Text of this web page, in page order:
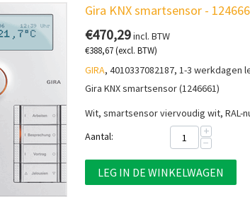
Gira KNX smartsensor -
€470,29incl. BTW
€388,67(excl. BTW)
GIRA, 4010337082187, 1-3 werkdagen
Gira KNX smartsensor (1246661)
Wit, smartsensor viervoudig wit, RAL-
Aantal:
+
−
LEG IN DE WINKELWAGEN